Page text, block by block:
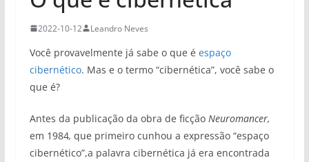
2022-10-12 Leandro Neves
Você provavelmente já sabe o que é espaço
cibernético. Mas e o termo “cibernética”, você sabe o
que é?
Antes da publicação da obra de ficção Neuromancer,
em 1984, que primeiro cunhou a expressão “espaço
cibernético”,a palavra cibernética já era encontrada